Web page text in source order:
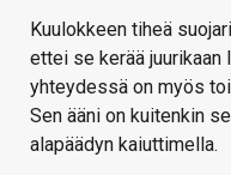
Kuulokkeen tiheä
ettei se kerää juurikaan
yhteydessä on myös
Sen ääni on kuitenkin
alapäädyn kaiuttimella.